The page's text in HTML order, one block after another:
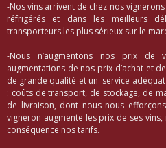
-Nos vins arrivent de chez nos
réfrigérés et dans les meilleurs
transporteurs les plus sérieux sur le
-Nous n’augmentons nos prix
augmentations de nos prix d’achat et
de grande qualité et un service
: coûts de transport, de stockage, de
de livraison, dont nous nous
vigneron augmente les prix de ses
conséquence nos tarifs.